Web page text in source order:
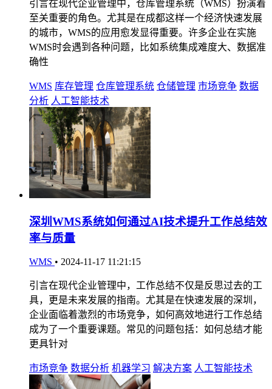
引言在现代企业管理中，仓库管理系统（WMS）扮演着
至关重要的角色。尤其是在成都这样一个经济快速发展
的城市，WMS的应用愈发显得重要。许多企业在实施
WMS时会遇到各种问题，比如系统集成难度大、数据准
确性
WMS 库存管理 仓库管理系统 仓储管理 市场竞争 数据
分析 人工智能技术
深圳WMS系统如何通过AI技术提升工作总结效
率与质量
WMS • 2024-11-17 11:21:15
引言在现代企业管理中，工作总结不仅是反思过去的工
具，更是未来发展的指南。尤其是在快速发展的深圳，
企业面临着激烈的市场竞争，如何高效地进行工作总结
成为了一个重要课题。常见的问题包括：如何总结才能
更具针对
市场竞争 数据分析 机器学习 解决方案 人工智能技术